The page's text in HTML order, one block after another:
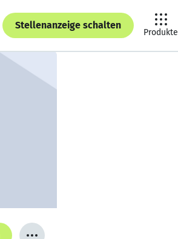
Stellenanzeige schalten
Produkte